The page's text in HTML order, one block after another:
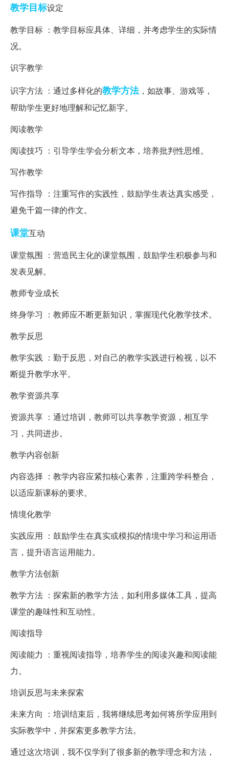
教学目标设定
教学目标 ：教学目标应具体、详细，并考虑学生的实际情
况。
识字教学
识字方法 ：通过多样化的教学方法，如故事、游戏等，
帮助学生更好地理解和记忆新字。
阅读教学
阅读技巧 ：引导学生学会分析文本，培养批判性思维。
写作教学
写作指导 ：注重写作的实践性，鼓励学生表达真实感受，
避免千篇一律的作文。
课堂互动
课堂氛围 ：营造民主化的课堂氛围，鼓励学生积极参与和
发表见解。
教师专业成长
终身学习 ：教师应不断更新知识，掌握现代化教学技术。
教学反思
教学实践 ：勤于反思，对自己的教学实践进行检视，以不
断提升教学水平。
教学资源共享
资源共享 ：通过培训，教师可以共享教学资源，相互学
习，共同进步。
教学内容创新
内容选择 ：教学内容应紧扣核心素养，注重跨学科整合，
以适应新课标的要求。
情境化教学
实践应用 ：鼓励学生在真实或模拟的情境中学习和运用语
言，提升语言运用能力。
教学方法创新
教学方法 ：探索新的教学方法，如利用多媒体工具，提高
课堂的趣味性和互动性。
阅读指导
阅读能力 ：重视阅读指导，培养学生的阅读兴趣和阅读能
力。
培训反思与未来探索
未来方向 ：培训结束后，我将继续思考如何将所学应用到
实际教学中，并探索更多教学方法。
通过这次培训，我不仅学到了很多新的教学理念和方法，